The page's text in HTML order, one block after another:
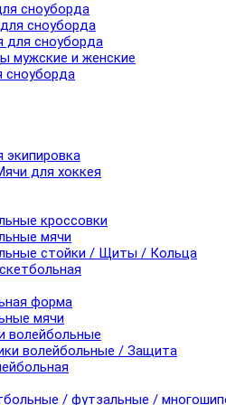
сноуборда
сноуборда
для сноуборда
мужские и женские
сноуборда
экипировка
для хоккея
кроссовки
мячи
стойки / Щиты / Кольца
форма
мячи
волейбольные
волейбольные / Защита
/ футзальные /